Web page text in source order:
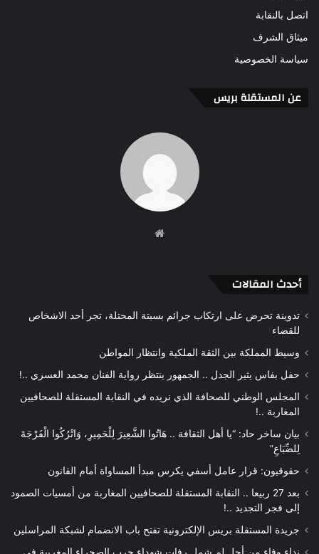
اتصل بالنقابة
ميثاق الشرف
سياسة الخصوصية
عن المستقلة بريس
أحدث المقالات
تدوينة تحرض على ارتكاب جرائم بسبتة المحتلة، تجر أحد الاشخاص
للقضاء
وسيط المملكة بين الثقة الملكية وانتظار المواطن
حفل بفاس يثير الجدل .. الجمهور ينتظر رواية الفنان محمد العسري ..!
المجلس الوطني للصحافة الذي نريده في النقابة المستقلة للصحافيين
المغاربة ..!
بيان ساخر حاد: “يا أهل الثقافة .. هَاتُوا الشَّعِيرَ لِلْحَمِيرِ، وَاتْرُكُوا الْفَرْجَةَ
لِلضِّبَاعِ”
حقوقيون: قرار عامل أسفي يكرس مبدأ المساواة أمام القانون
بعد 27 ربيعا .. النقابة المستقلة للصحافيين المغاربة من أمسيات الصمود
إلى فجر التجديد ..!
جريدة المستقلة بريس الإلكترونية تفتح باب الانضمام لشبكة المراسلين